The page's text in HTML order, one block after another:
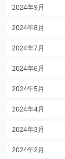
2024年9月
2024年8月
2024年7月
2024年6月
2024年5月
2024年4月
2024年3月
2024年2月